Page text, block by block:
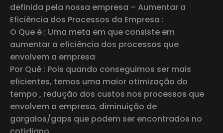
definida pela nossa empresa – Aumentar a
Eficiência dos Processos da Empresa :
O Que é : Uma meta em que consiste em
aumentar a eficiência dos processos que
envolvem a empresa
Por Quê : Pois quando conseguimos ser mais
eficientes, temos uma maior otimização do
tempo , redução dos custos nos processos que
envolvem a empresa, diminuição de
gargalos/gaps que podem ser encontrados no